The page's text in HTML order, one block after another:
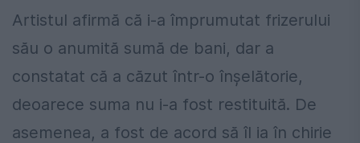
Artistul afirmă că i-a împrumutat frizerului
său o anumită sumă de bani, dar a
constatat că a căzut într-o înșelătorie,
deoarece suma nu i-a fost restituită. De
asemenea, a fost de acord să îl ia în chirie